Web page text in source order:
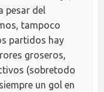
pesar del
tampoco
partidos hay
groseros,
(sobretodo
un gol en